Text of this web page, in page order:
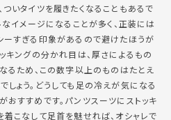
いタイツを履きたくなることもあるで
なイメージになることが多く、正装には
ーすぎる印象があるので避けたほうが
キングの分かれ目は、厚さによるもの
るため、この数字以上のものはたとえ
ょう。どうしても足の冷えが気になる
おすすめです。パンツスーツにストッキ
着こなして足首を魅せれば、オシャレで